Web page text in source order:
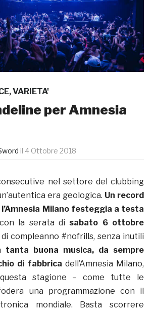
,VARIETA'
per Amnesia
il 4 Ottobre 2018
nel settore del clubbing
era geologica. Un record
Milano festeggia a testa
con la serata di sabato 6 ottobre
compleanno #nofrills, senza inutili
tanta buona musica, da sempre
di fabbrica dell’Amnesia Milano,
stagione – come tutte le
una programmazione con il
mondiale. Basta scorrere